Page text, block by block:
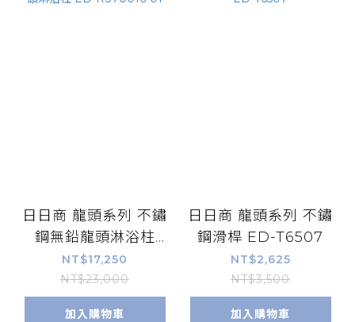
日日商 龍頭系列 不鏽
鋼無鉛龍頭淋浴柱
ED-RS70016-01
NT$17,250
NT$23,000
加入購物車
日日商 龍頭系列 不鏽
鋼滑桿 ED-T6507
NT$2,625
NT$3,500
加入購物車